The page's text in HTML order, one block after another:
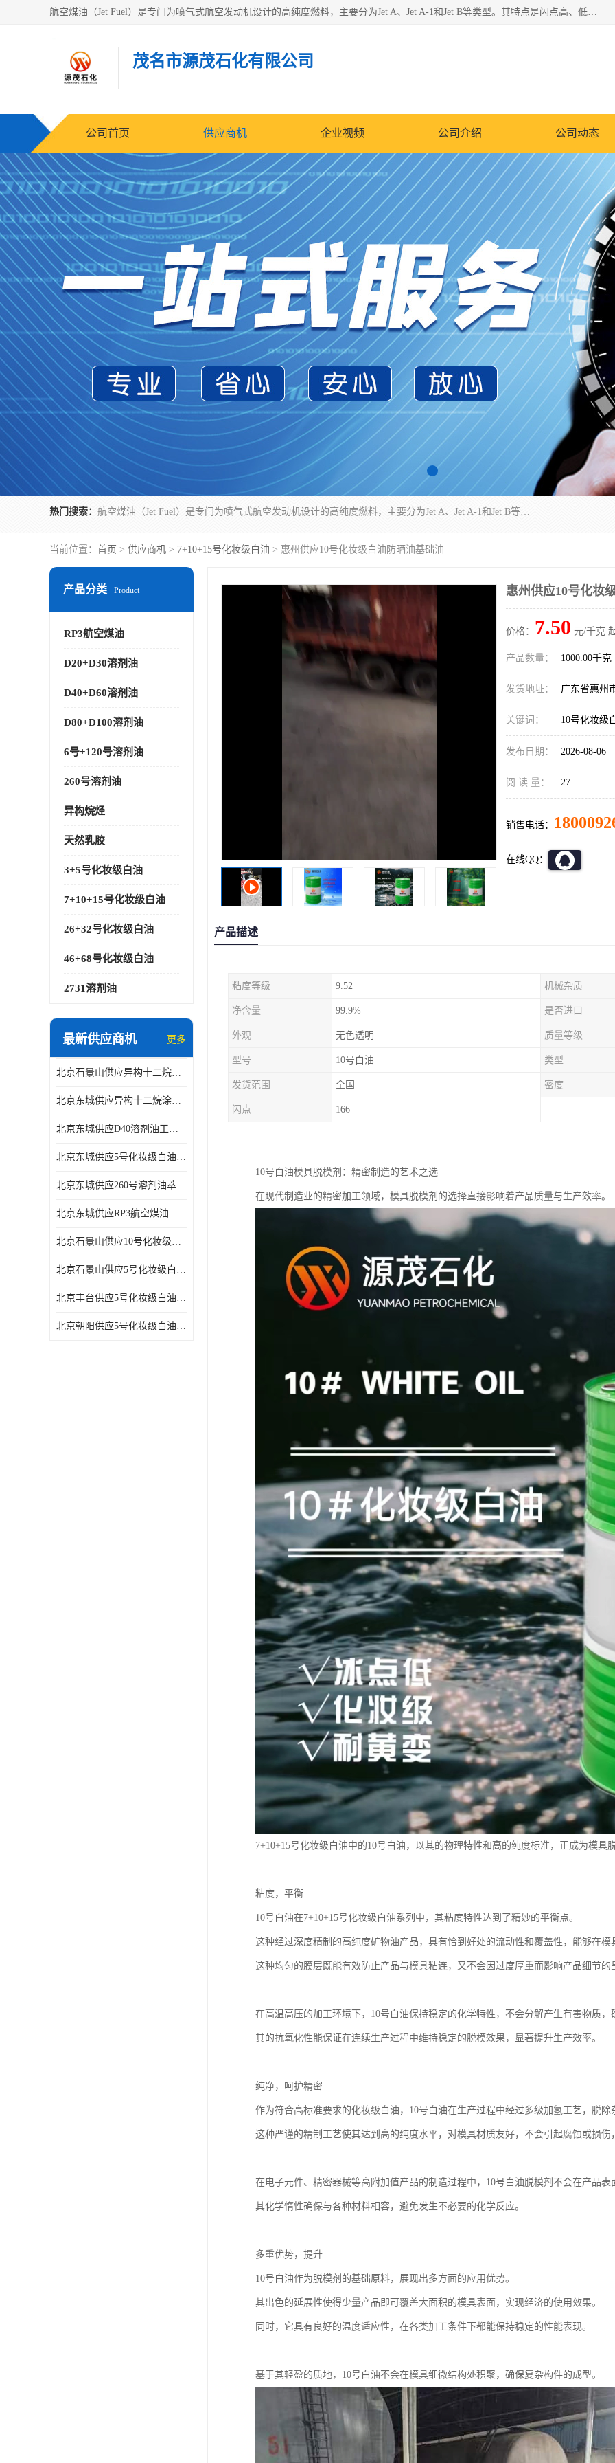
航空煤油（Jet Fuel）是专门为喷气式航空发动机设计的高纯度燃料，主要分为Jet A、Jet A-1和Jet B等类型。其特点是闪点高、低温流动性好，并添加了抗静电剂和抗氧化剂以确保飞行安全。航空煤油需
茂名市源茂石化有限公司
公司首页 供应商机 企业视频 公司介绍 公司动态
热门搜索： 航空煤油（Jet Fuel）是专门为喷气式航空发动机设计的高纯度燃料，主要分为Jet A、Jet A-1和Jet B等类型。其特点是闪点高、低温流动性好，并添加了抗静电剂和抗氧化剂以确保飞行安全。航空煤油需
当前位置： 首页 > 供应商机 > 7+10+15号化妆级白油 > 惠州供应10号化妆级白油防晒油基础油
产品分类 Product
RP3航空煤油
D20+D30溶剂油
D40+D60溶剂油
D80+D100溶剂油
6号+120号溶剂油
260号溶剂油
异构烷烃
天然乳胶
3+5号化妆级白油
7+10+15号化妆级白油
26+32号化妆级白油
46+68号化妆级白油
2731溶剂油
最新供应商机 更多
北京石景山供应异构十二烷香精助剂
北京东城供应异构十二烷涂料胶粘油墨稀释剂
北京东城供应D40溶剂油工业金属清洗
北京东城供应5号化妆级白油钻井液润滑剂
北京东城供应260号溶剂油萃取溶剂油金属萃取剂
北京东城供应RP3航空煤油 高含量国标工业级航空煤油燃料油 无色透明
北京石景山供应10号化妆级白油高精密机械润滑油
北京石景山供应5号化妆级白油缝纫机油 设备润滑油
北京丰台供应5号化妆级白油纤维与织物柔软光亮
北京朝阳供应5号化妆级白油纺织时的润滑剂
惠州供应10号化妆
价格： 7.50 元/千克
产品数量： 1000.00千克
发货地址： 广东省惠州
关键词： 10号化妆级
发布日期： 2026-08-06
阅 读 量： 27
销售电话：
在线QQ：
产品描述
粘度等级 9.52 机械杂质
净含量 99.9% 是否进口
外观 无色透明 质量等级
型号 10号白油 类型
发货范围 全国 密度
闪点 166
10号白油模具脱模剂：精密制造的艺术之选
在现代制造业的精密加工领域，模具脱模剂的选择直接影响着产品质量与生产效率。
7+10+15号化妆级白油中的10号白油，以其的物理特性和高的纯度标准，正成为模具
粘度，平衡
10号白油在7+10+15号化妆级白油系列中，其粘度特性达到了精妙的平衡点。
这种经过深度精制的高纯度矿物油产品，具有恰到好处的流动性和覆盖性，能够在模
这种均匀的膜层既能有效防止产品与模具粘连，又不会因过度厚重而影响产品细节的
在高温高压的加工环境下，10号白油保持稳定的化学特性，不会分解产生有害物质，
其的抗氧化性能保证在连续生产过程中维持稳定的脱模效果，显著提升生产效率。
纯净，呵护精密
作为符合高标准要求的化妆级白油，10号白油在生产过程中经过多级加氢工艺，脱除
这种严谨的精制工艺使其达到高的纯度水平，对模具材质友好，不会引起腐蚀或损伤
在电子元件、精密器械等高附加值产品的制造过程中，10号白油脱模剂不会在产品表
其化学惰性确保与各种材料相容，避免发生不必要的化学反应。
多重优势，提升
10号白油作为脱模剂的基础原料，展现出多方面的应用优势。
其出色的延展性使得少量产品即可覆盖大面积的模具表面，实现经济的使用效果。
同时，它具有良好的温度适应性，在各类加工条件下都能保持稳定的性能表现。
基于其轻盈的质地，10号白油不会在模具细微结构处积聚，确保复杂构件的成型。